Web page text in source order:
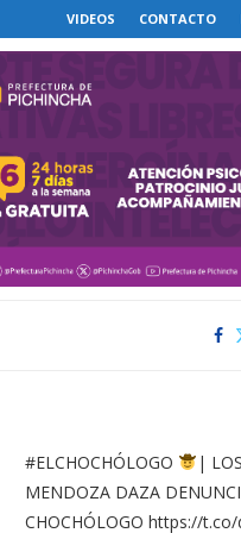
VIDEOS CONTACTO
#ELCHOCHÓLOGO
|
MENDOZA DAZA
CHOCHÓLOGO https://t.co/